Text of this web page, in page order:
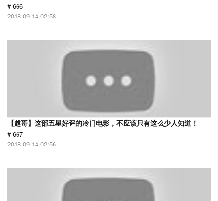
# 666
2018-09-14 02:58
【越哥】这部五星好评的冷门电影，不应该只有这么少人知道！
# 667
2018-09-14 02:56